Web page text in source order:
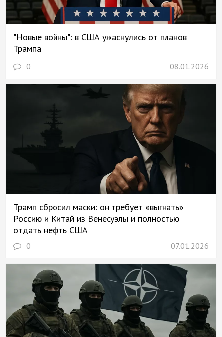
"Новые войны": в США ужаснулись от планов
Трампа
0 08.01.2026
Трамп сбросил маски: он требует «выгнать»
Россию и Китай из Венесуэлы и полностью
отдать нефть США
0 07.01.2026